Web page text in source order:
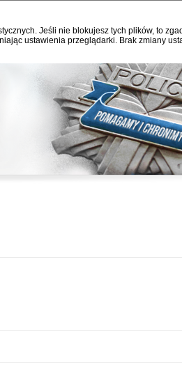
Jeśli nie blokujesz tych plików, to
ustawienia przeglądarki. Brak zmiany